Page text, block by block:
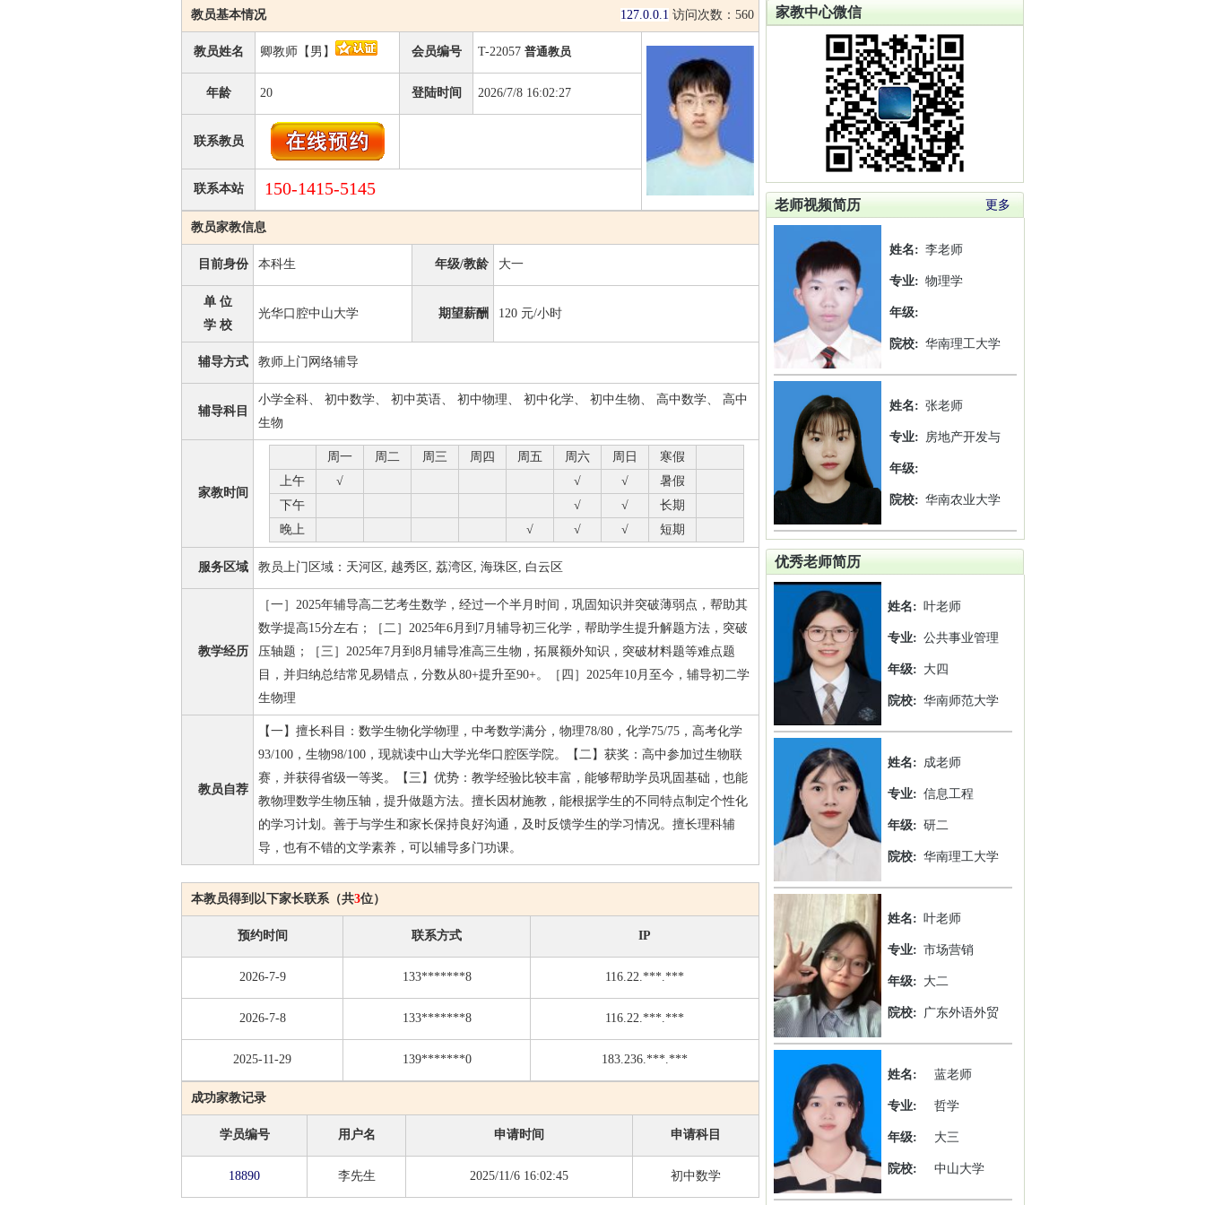
教员基本情况 127.0.0.1 访问次数： 560
教员姓名 卿教师【男】 会员编号 T-22057 普通教员
年龄 20 登陆时间 2026/7/8 16:02:27
联系教员
联系本站 150-1415-5145
教员家教信息
目前身份 本科生 年级/教龄 大一
单 位
学 校
光华口腔中山大学 期望薪酬 120 元/小时
辅导方式 教师上门网络辅导
辅导科目
小学全科、 初中数学、 初中英语、 初中物理、 初中化学、 初中生物、 高中数学、 高中
生物
家教时间
周一 周二 周三 周四 周五 周六 周日
寒假
上午
√ √ √
暑假
下午
√ √
长期
晚上
√ √ √ 短期
服务区域 教员上门区域：天河区, 越秀区, 荔湾区, 海珠区, 白云区
教学经历
［一］2025年辅导高二艺考生数学，经过一个半月时间，巩固知识并突破薄弱点，帮助其
数学提高15分左右；［二］2025年6月到7月辅导初三化学，帮助学生提升解题方法，突破
压轴题；［三］2025年7月到8月辅导准高三生物，拓展额外知识，突破材料题等难点题
目，并归纳总结常见易错点，分数从80+提升至90+。［四］2025年10月至今，辅导初二学
生物理
教员自荐
【一】擅长科目：数学生物化学物理，中考数学满分，物理78/80，化学75/75，高考化学
93/100，生物98/100，现就读中山大学光华口腔医学院。【二】获奖：高中参加过生物联
赛，并获得省级一等奖。【三】优势：教学经验比较丰富，能够帮助学员巩固基础，也能
教物理数学生物压轴，提升做题方法。擅长因材施教，能根据学生的不同特点制定个性化
的学习计划。善于与学生和家长保持良好沟通，及时反馈学生的学习情况。擅长理科辅
导，也有不错的文学素养，可以辅导多门功课。
本教员得到以下家长联系（共3位）
预约时间 联系方式 IP
2026-7-9 133*******8 116.22.***.***
2026-7-8 133*******8 116.22.***.***
2025-11-29 139*******0 183.236.***.***
成功家教记录
学员编号 用户名 申请时间 申请科目
18890 李先生 2025/11/6 16:02:45 初中数学
家教中心微信
老师视频简历 更多
姓名: 李老师
专业: 物理学
年级:
院校: 华南理工大学
姓名: 张老师
专业: 房地产开发与
年级:
院校: 华南农业大学
优秀老师简历
姓名: 叶老师
专业: 公共事业管理
年级: 大四
院校: 华南师范大学
姓名: 成老师
专业: 信息工程
年级: 研二
院校: 华南理工大学
姓名: 叶老师
专业: 市场营销
年级: 大二
院校: 广东外语外贸
姓名: 蓝老师
专业: 哲学
年级: 大三
院校: 中山大学